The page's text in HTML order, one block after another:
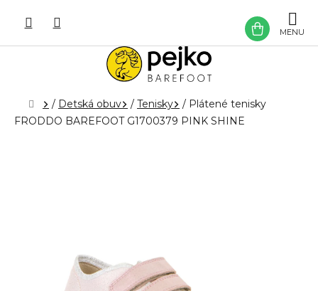
obsah
Domov
/ Detská obuv / Tenisky / Plátené tenisky
FRODDO BAREFOOT G1700379 PINK SHINE